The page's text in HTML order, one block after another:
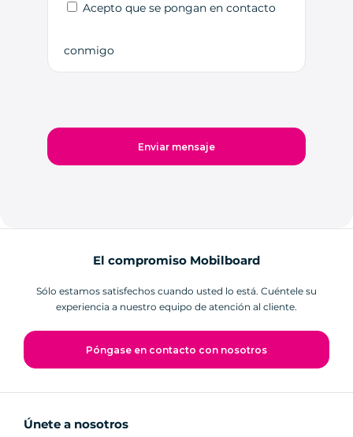
Acepto que se pongan en contacto
conmigo
El compromiso Mobilboard
Sólo estamos satisfechos cuando usted lo está. Cuéntele su
experiencia a nuestro equipo de atención al cliente.
Póngase en contacto con nosotros
Únete a nosotros